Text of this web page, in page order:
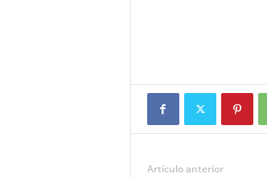
Artículo anterior